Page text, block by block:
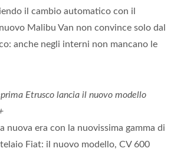
il cambio automatico con il
Malibu Van non convince solo dal
anche negli interni non mancano le
Etrusco lancia il nuovo modello
nuova era con la nuovissima gamma di
Fiat: il nuovo modello, CV 600